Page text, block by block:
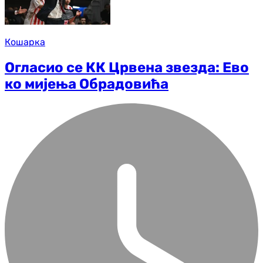
Кошарка
Огласио се КК Црвена звезда: Ево
ко мијења Обрадовића